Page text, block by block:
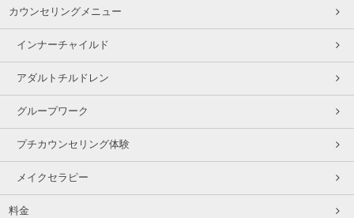
カウンセリングメニュー
インナーチャイルド
アダルトチルドレン
グループワーク
プチカウンセリング体験
メイクセラピー
料金